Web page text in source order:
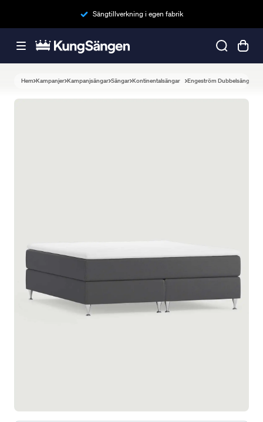
Sängtillverkning i egen fabrik
Hem Kampanjer Kampanjsängar Sängar Kontinentalsängar Engeström Dubbelsäng